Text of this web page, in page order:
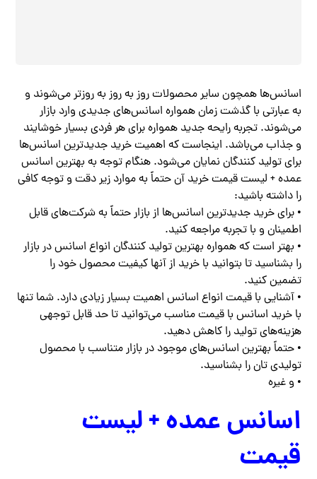
اسانس‌ها همچون سایر محصولات روز به روز به روزتر می‌شوند و
به عبارتی با گذشت زمان همواره اسانس‌های جدیدی وارد بازار
می‌شوند. تجربه رایحه جدید همواره برای هر فردی بسیار خوشایند
و جذاب می‌باشد. اینجاست که اهمیت خرید جدیدترین اسانس‌ها
برای تولید کنندگان نمایان می‌شود. هنگام توجه به بهترین اسانس
عمده + لیست قیمت خرید آن حتماً به موارد زیر دقت و توجه کافی
را داشته باشید:
• برای خرید جدیدترین اسانس‌ها از بازار حتماً به شرکت‌های قابل
اطمینان و با تجربه مراجعه کنید.
• بهتر است که همواره بهترین تولید کنندگان انواع اسانس در بازار
را بشناسید تا بتوانید با خرید از آنها کیفیت محصول خود را
تضمین کنید.
• آشنایی با قیمت انواع اسانس اهمیت بسیار زیادی دارد. شما تنها
با خرید اسانس با قیمت مناسب می‌توانید تا حد قابل توجهی
هزینه‌های تولید را کاهش دهید.
• حتماً بهترین اسانس‌های موجود در بازار متناسب با محصول
تولیدی تان را بشناسید.
• و غیره
اسانس عمده + لیست
قیمت